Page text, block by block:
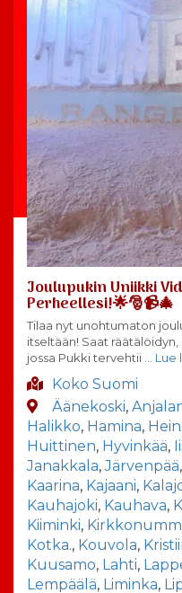
Joulupukin Uniikki
Perheellesi!🌟🎅📹🎄
Tilaa nyt unohtumaton
itseltään! Saat räätälöidyn,
jossa Pukki tervehtii … Lue
Koko Suomi
Äänekoski,
Halikko, Hamina,
Huittinen, Hyvinkää,
Janakkala,Järvenpää
Kaarina, Kajaani,
Kauhajoki, Kauhava,
Kiiminki,
Kotka., Kouvola,
Kuusamo, Lahti,
Lempäälä, Liminka,